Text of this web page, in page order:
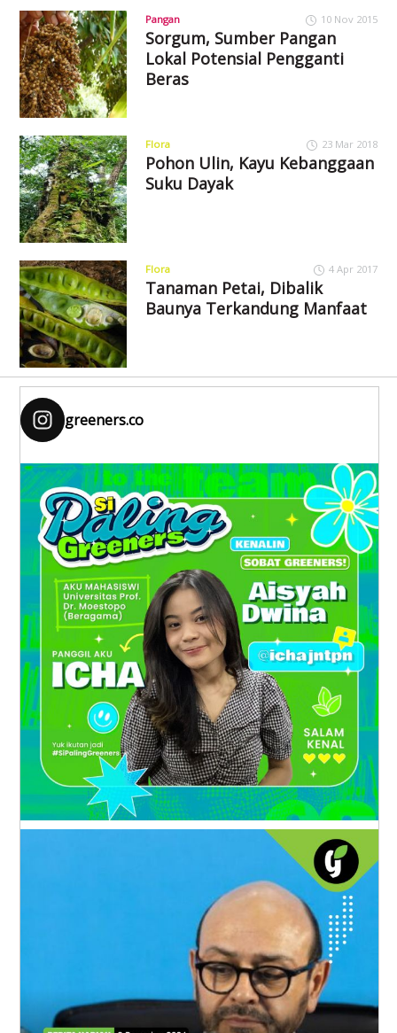
Pangan 10 Nov 2015
Sorgum, Sumber Pangan
Lokal Potensial Pengganti
Beras
Flora 23 Mar 2018
Pohon Ulin, Kayu Kebanggaan
Suku Dayak
Flora 4 Apr 2017
Tanaman Petai, Dibalik
Baunya Terkandung Manfaat
greeners.co